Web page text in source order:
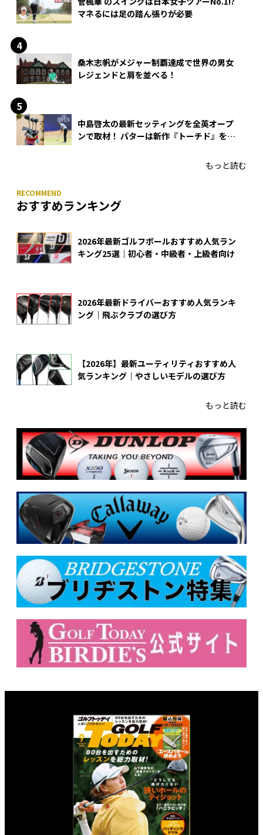
マネるには足の踏ん張りが必要
桑木志帆がメジャー制覇達成で世界の男女
レジェンドと肩を並べる！
中島啓太の最新セッティングを全英オープ
ンで取材！ パターは新作『トーチド』を投
もっと読む
おすすめランキング
2026年最新ゴルフボールおすすめ人気ラン
キング25選｜初心者・中級者・上級者向け
2026年最新ドライバーおすすめ人気ランキ
ング｜飛ぶクラブの選び方
【2026年】最新ユーティリティおすすめ人
気ランキング｜やさしいモデルの選び方
もっと読む